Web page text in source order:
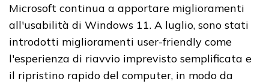
Microsoft continua a apportare miglioramenti
all'usabilità di Windows 11. A luglio, sono stati
introdotti miglioramenti user-friendly come
l'esperienza di riavvio imprevisto semplificata e
il ripristino rapido del computer, in modo da